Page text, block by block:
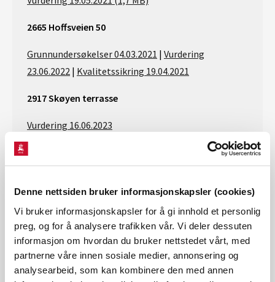
Denne nettsiden bruker informasjonskapsler (cookies)
Vi bruker informasjonskapsler for å gi innhold et personlig
preg, og for å analysere trafikken vår. Vi deler dessuten
informasjon om hvordan du bruker nettstedet vårt, med
partnerne våre innen sosiale medier, annonsering og
analysearbeid, som kan kombinere den med annen
2665 Hoffsveien 50
Grunnundersøkelser 04.03.2021 | Vurdering
23.06.2022 | Kvalitetssikring 19.04.2021
2917 Skøyen terrasse
Vurdering 16.06.2023
2946 Majorstuen 1
Vurdering 21.09.2022 (13,2 MB)| Kvalitetssikring
13.11.2022 (0,8 MB)
3015 Sollerud